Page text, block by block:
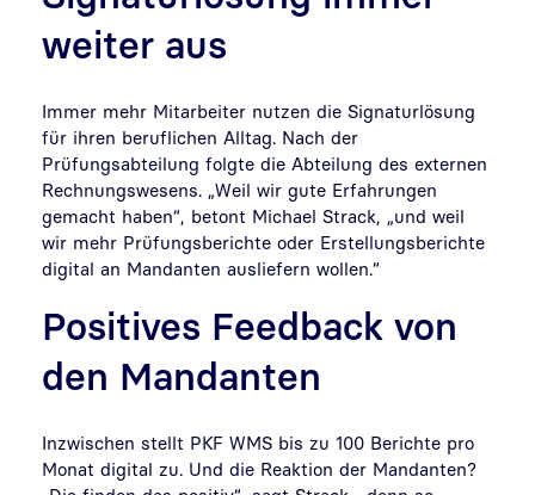
weiter aus
Immer mehr Mitarbeiter nutzen die Signaturlösung
für ihren beruflichen Alltag. Nach der
Prüfungsabteilung folgte die Abteilung des externen
Rechnungswesens. „Weil wir gute Erfahrungen
gemacht haben“, betont Michael Strack, „und weil
wir mehr Prüfungsberichte oder Erstellungsberichte
digital an Mandanten ausliefern wollen.“
Positives Feedback von
den Mandanten
Inzwischen stellt PKF WMS bis zu 100 Berichte pro
Monat digital zu. Und die Reaktion der Mandanten?